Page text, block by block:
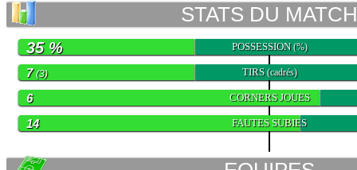
STATS DU MATCH
POSSESSION(%)
35 %
TIRS(cadrés)
7(3)
CORNERS JOUES
6
FAUTES SUBIES
14